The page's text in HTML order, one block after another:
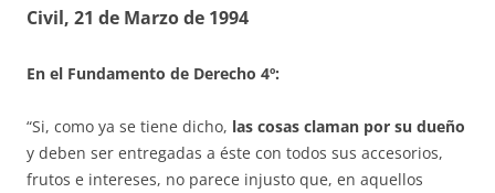
Civil, 21 de Mar­zo de 1994
En el Fundamento de Derecho 4º:
“Si, como ya se tiene dicho, las cosas claman por su dueño
y deben ser entregadas a éste con todos sus accesorios,
frutos e intereses, no pa­rece injusto que, en aquellos